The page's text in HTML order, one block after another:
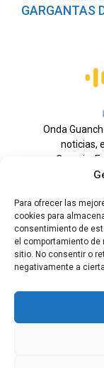
Para ofrecer las
cookies para
consentimiento de
el comportamiento
sitio. No consentir o
negativamente a
GARGANTAS
Onda
noticias,
Canaria.
información
Todos los derechos
Radio
Contacto
Aviso Legal